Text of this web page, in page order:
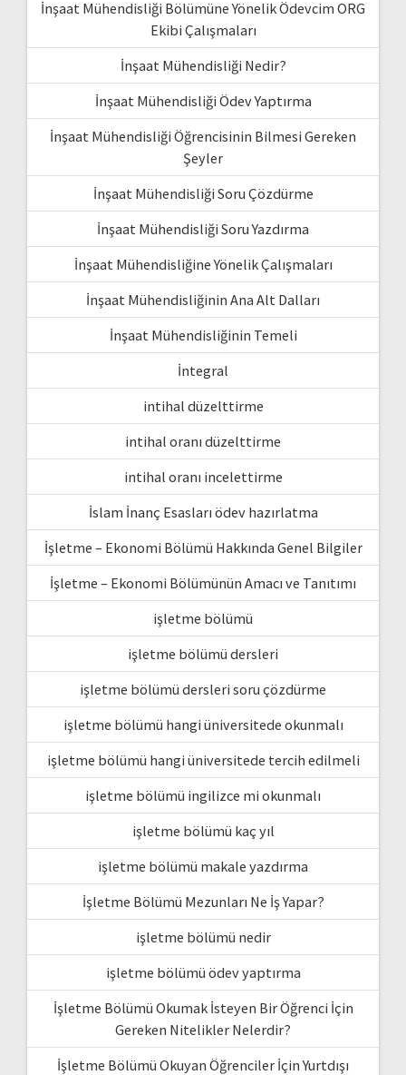
İnşaat Mühendisliği Bölümüne Yönelik Ödevcim ORG
Ekibi Çalışmaları
İnşaat Mühendisliği Nedir?
İnşaat Mühendisliği Ödev Yaptırma
İnşaat Mühendisliği Öğrencisinin Bilmesi Gereken
Şeyler
İnşaat Mühendisliği Soru Çözdürme
İnşaat Mühendisliği Soru Yazdırma
İnşaat Mühendisliğine Yönelik Çalışmaları
İnşaat Mühendisliğinin Ana Alt Dalları
İnşaat Mühendisliğinin Temeli
İntegral
intihal düzelttirme
intihal oranı düzelttirme
intihal oranı incelettirme
İslam İnanç Esasları ödev hazırlatma
İşletme – Ekonomi Bölümü Hakkında Genel Bilgiler
İşletme – Ekonomi Bölümünün Amacı ve Tanıtımı
işletme bölümü
işletme bölümü dersleri
işletme bölümü dersleri soru çözdürme
işletme bölümü hangi üniversitede okunmalı
işletme bölümü hangi üniversitede tercih edilmeli
işletme bölümü ingilizce mi okunmalı
işletme bölümü kaç yıl
işletme bölümü makale yazdırma
İşletme Bölümü Mezunları Ne İş Yapar?
işletme bölümü nedir
işletme bölümü ödev yaptırma
İşletme Bölümü Okumak İsteyen Bir Öğrenci İçin
Gereken Nitelikler Nelerdir?
İşletme Bölümü Okuyan Öğrenciler İçin Yurtdışı